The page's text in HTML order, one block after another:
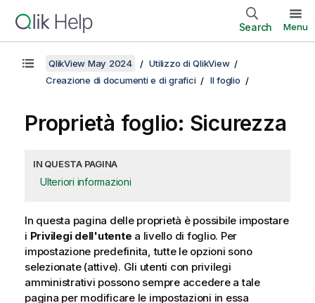
Search Menu
QlikView May 2024
Utilizzo di QlikView
Creazione di documenti e di grafici
Il foglio
Proprietà foglio: Sicurezza
IN QUESTA PAGINA
Ulteriori informazioni
In questa pagina delle proprietà è possibile impostare
i Privilegi dell'utente a livello di foglio. Per
impostazione predefinita, tutte le opzioni sono
selezionate (attive). Gli utenti con privilegi
amministrativi possono sempre accedere a tale
pagina per modificare le impostazioni in essa